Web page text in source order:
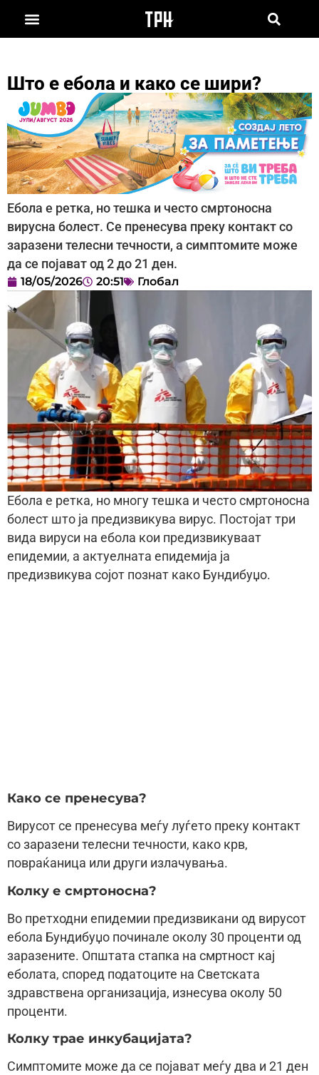
Што е ебола и како се шири?
Ебола е ретка, но тешка и често смртоносна
вирусна болест. Се пренесува преку контакт со
заразени телесни течности, а симптомите може
да се појават од 2 до 21 ден.
18/05/2026 20:51 Глобал
Ебола е ретка, но многу тешка и често смртоносна
болест што ја предизвикува вирус. Постојат три
вида вируси на ебола кои предизвикуваат
епидемии, а актуелната епидемија ја
предизвикува сојот познат како Бундибуџо.
Како се пренесува?
Вирусот се пренесува меѓу луѓето преку контакт
со заразени телесни течности, како крв,
повраќаница или други излачувања.
Колку е смртоносна?
Во претходни епидемии предизвикани од вирусот
ебола Бундибуџо починале околу 30 проценти од
заразените. Општата стапка на смртност кај
еболата, според податоците на Светската
здравствена организација, изнесува околу 50
проценти.
Колку трае инкубацијата?
Симптомите може да се појават меѓу два и 21 ден